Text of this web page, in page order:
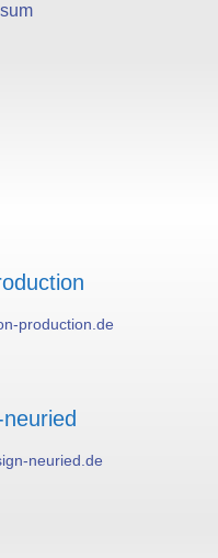
production.de
neuried.de